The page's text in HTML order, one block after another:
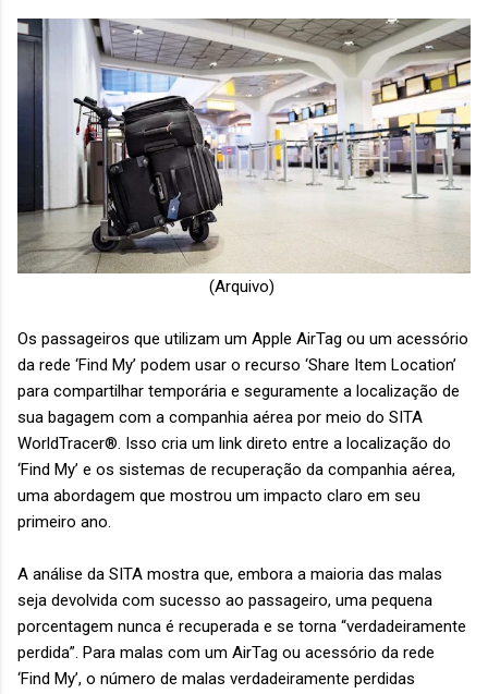
(Arquivo)
Os passageiros que utilizam um Apple AirTag ou um acessório
da rede ‘Find My’ podem usar o recurso ‘Share Item Location’
para compartilhar temporária e seguramente a localização de
sua bagagem com a companhia aérea por meio do SITA
WorldTracer®. Isso cria um link direto entre a localização do
‘Find My’ e os sistemas de recuperação da companhia aérea,
uma abordagem que mostrou um impacto claro em seu
primeiro ano.
A análise da SITA mostra que, embora a maioria das malas
seja devolvida com sucesso ao passageiro, uma pequena
porcentagem nunca é recuperada e se torna “verdadeiramente
perdida”. Para malas com um AirTag ou acessório da rede
‘Find My’, o número de malas verdadeiramente perdidas